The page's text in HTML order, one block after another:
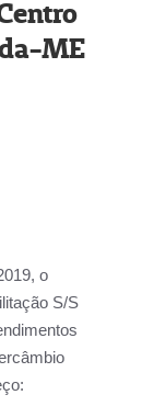
ME
, o
S/S